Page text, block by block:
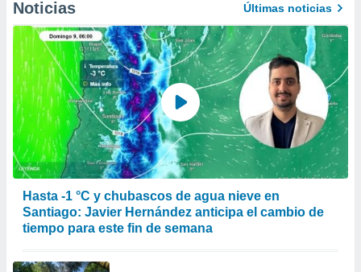
Noticias Últimas noticias
Hasta -1 °C y chubascos de agua nieve en
Santiago: Javier Hernández anticipa el cambio de
tiempo para este fin de semana